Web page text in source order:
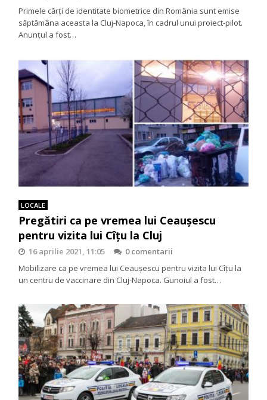
Primele cărți de identitate biometrice din România sunt emise
săptămâna aceasta la Cluj-Napoca, în cadrul unui proiect-pilot.
Anunțul a fost…
LOCALE
Pregătiri ca pe vremea lui Ceaușescu
pentru vizita lui Cîțu la Cluj
16 aprilie 2021, 11:05
0 comentarii
Mobilizare ca pe vremea lui Ceaușescu pentru vizita lui Cîțu la
un centru de vaccinare din Cluj-Napoca. Gunoiul a fost…